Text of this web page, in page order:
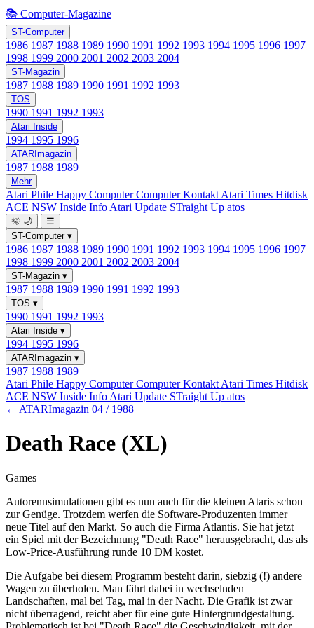
📚 Computer-Magazine
ST-Computer
1986 1987 1988 1989 1990 1991 1992 1993 1994 1995 1996 1997
1998 1999 2000 2001 2002 2003 2004
ST-Magazin
1987 1988 1989 1990 1991 1992 1993
TOS
1990 1991 1992 1993
Atari Inside
1994 1995 1996
ATARImagazin
1987 1988 1989
Mehr
Atari Phile Happy ComputerComputer Kontakt Atari Times Hitdisk
ACE NSW Inside Info Atari Update STraight Up atos
🌞 🌙
☰
ST-Computer ▾
1986 1987 1988 1989 1990 1991 1992 1993 1994 1995 1996 1997
1998 1999 2000 2001 2002 2003 2004
ST-Magazin ▾
1987 1988 1989 1990 1991 1992 1993
TOS ▾
1990 1991 1992 1993
Atari Inside ▾
1994 1995 1996
ATARImagazin ▾
1987 1988 1989
Atari Phile Happy ComputerComputer Kontakt Atari Times Hitdisk
ACE NSW Inside Info Atari Update STraight Up atos
← ATARImagazin 04 / 1988
Death Race (XL)
Games
Autorennsimulationen gibt es nun auch für die kleinen Ataris schon
zur Genüge. Trotzdem werfen die Software-Produzenten immer
neue Titel auf den Markt. So auch die Firma Atlantis. Sie hat jetzt
ein Spiel mit der Bezeichnung "Death Race" herausgebracht, das als
Low-Price-Ausführung runde 10 DM kostet.
Die Aufgabe bei diesem Programm besteht darin, siebzig (!) andere
Wagen zu überholen. Man fährt dabei in wechselnden
Landschaften, mal bei Tag, mal in der Nacht. Die Grafik ist zwar
nicht überragend, reicht aber für eine gute Hintergrundgestaltung.